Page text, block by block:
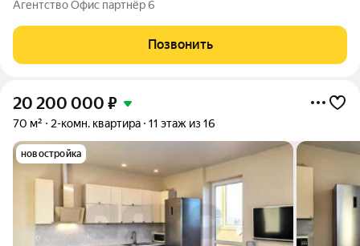
стиль и комфорт гармонично сочетаются с продуманной
функциональностью.
Агентство Офис партнёр 6
Позвонить
20 200 000 ₽
70 м² 2-комн. квартира 11 этаж из 16
новостройка